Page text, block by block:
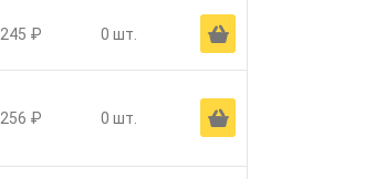
245 ₽ 0 шт. Ä
256 ₽ 0 шт. Ä